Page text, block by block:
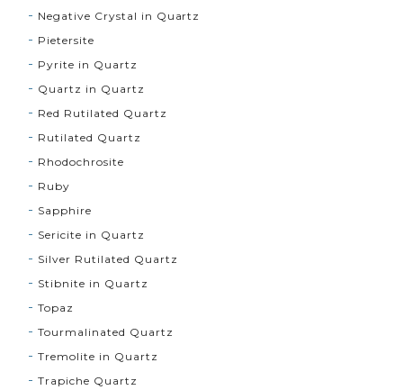
Negative Crystal in Quartz
Pietersite
Pyrite in Quartz
Quartz in Quartz
Red Rutilated Quartz
Rutilated Quartz
Rhodochrosite
Ruby
Sapphire
Sericite in Quartz
Silver Rutilated Quartz
Stibnite in Quartz
Topaz
Tourmalinated Quartz
Tremolite in Quartz
Trapiche Quartz